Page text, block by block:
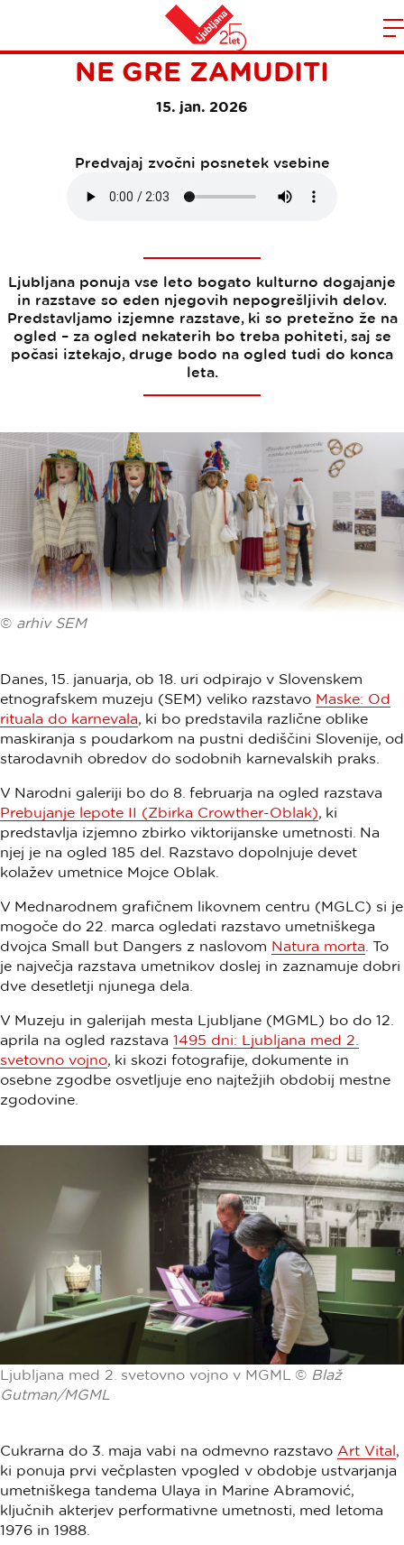
Domov
IZJEMNE RAZSTAVE, KI JIH
NE GRE ZAMUDITI
15. jan. 2026
Predvajaj zvočni posnetek vsebine
Ljubljana ponuja vse leto bogato kulturno dogajanje
in razstave so eden njegovih nepogrešljivih delov.
Predstavljamo izjemne razstave, ki so pretežno že na
ogled – za ogled nekaterih bo treba pohiteti, saj se
počasi iztekajo, druge bodo na ogled tudi do konca
leta.
© arhiv SEM
Danes, 15. januarja, ob 18. uri odpirajo v Slovenskem
etnografskem muzeju (SEM) veliko razstavo Maske: Od
rituala do karnevala, ki bo predstavila različne oblike
maskiranja s poudarkom na pustni dediščini Slovenije, od
starodavnih obredov do sodobnih karnevalskih praks.
V Narodni galeriji bo do 8. februarja na ogled razstava
Prebujanje lepote II (Zbirka Crowther-Oblak), ki
predstavlja izjemno zbirko viktorijanske umetnosti. Na
njej je na ogled 185 del. Razstavo dopolnjuje devet
kolažev umetnice Mojce Oblak.
V Mednarodnem grafičnem likovnem centru (MGLC) si je
mogoče do 22. marca ogledati razstavo umetniškega
dvojca Small but Dangers z naslovom Natura morta . To
je največja razstava umetnikov doslej in zaznamuje dobri
dve desetletji njunega dela.
V Muzeju in galerijah mesta Ljubljane (MGML) bo do 12.
aprila na ogled razstava 1495 dni: Ljubljana med 2.
svetovno vojno, ki skozi fotografije, dokumente in
osebne zgodbe osvetljuje eno najtežjih obdobij mestne
zgodovine.
Ljubljana med 2. svetovno vojno v MGML © Blaž
Gutman/MGML
Cukrarna do 3. maja vabi na odmevno razstavo Art Vital,
ki ponuja prvi večplasten vpogled v obdobje ustvarjanja
umetniškega tandema Ulaya in Marine Abramović,
ključnih akterjev performativne umetnosti, med letoma
1976 in 1988.